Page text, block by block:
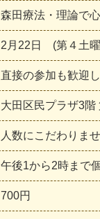
森田療法 ・ 理論で心
2月 22 日 (第４土曜
直接の参加 も歓迎 し
大田 区民プラザ3階
人数にこ だわ り ま せ
午後1から2時ま で
700円